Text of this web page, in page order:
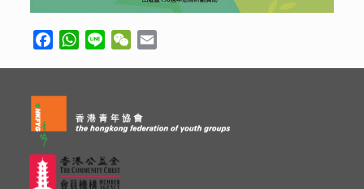
FacebookWhatsApp
Line WeChat